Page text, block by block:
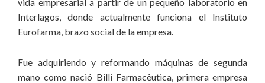
Interlagos, donde actualmente funciona el Instituto
Eurofarma, brazo social de la empresa.
Fue adquiriendo y reformando máquinas de segunda
mano como nació Billi Farmacêutica, primera empresa